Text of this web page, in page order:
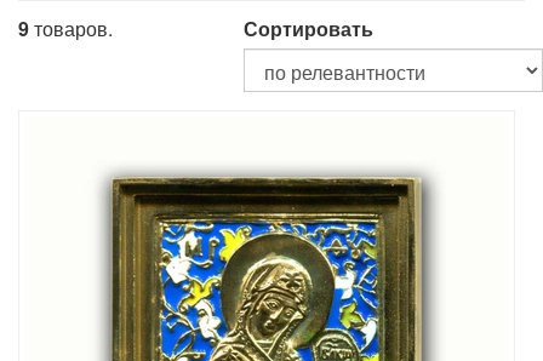
9товаров. Сортировать